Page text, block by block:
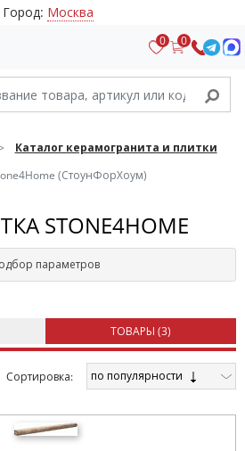
Город: Москва
0 0
Каталог керамогранита и плитки
(СтоунФорХоум)
STONE4HOME
параметров
ТОВАРЫ (3)
Cортировка: по популярности